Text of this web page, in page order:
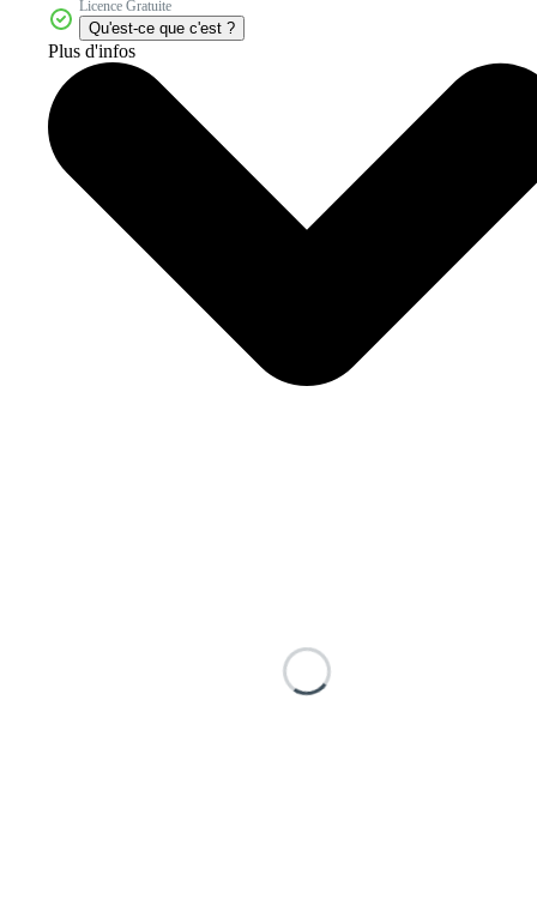
Licence Gratuite
Qu'est-ce que c'est ?
Plus d'infos